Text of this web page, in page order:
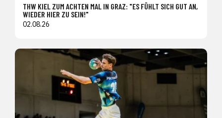
THW KIEL ZUM ACHTEN MAL IN GRAZ: "ES FÜHLT SICH GUT AN,
WIEDER HIER ZU SEIN!"
02.08.26